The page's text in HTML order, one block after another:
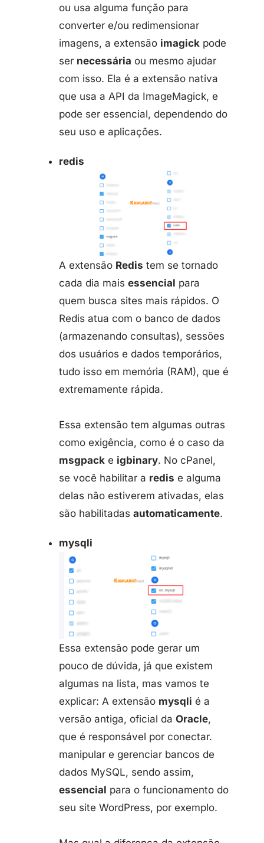
ou usa alguma função para
converter e/ou redimensionar
imagens, a extensão imagick pode
ser necessária ou mesmo ajudar
com isso. Ela é a extensão nativa
que usa a API da ImageMagick, e
pode ser essencial, dependendo do
seu uso e aplicações.
redis
A extensão Redis tem se tornado
cada dia mais essencial para
quem busca sites mais rápidos. O
Redis atua com o banco de dados
(armazenando consultas), sessões
dos usuários e dados temporários,
tudo isso em memória (RAM), que é
extremamente rápida.
Essa extensão tem algumas outras
como exigência, como é o caso da
msgpack e igbinary. No cPanel,
se você habilitar a redis e alguma
delas não estiverem ativadas, elas
são habilitadas automaticamente.
mysqli
Essa extensão pode gerar um
pouco de dúvida, já que existem
algumas na lista, mas vamos te
explicar: A extensão mysqli é a
versão antiga, oficial da Oracle,
que é responsável por conectar.
manipular e gerenciar bancos de
dados MySQL, sendo assim,
essencial para o funcionamento do
seu site WordPress, por exemplo.